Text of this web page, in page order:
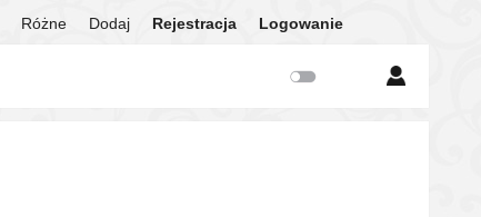
Różne Dodaj Rejestracja Logowanie